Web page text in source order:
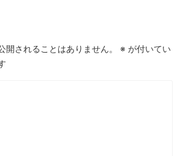
開されることはありません。 ※ が付いてい